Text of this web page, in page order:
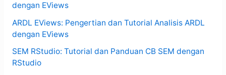
dengan EViews
ARDL EViews: Pengertian dan Tutorial Analisis ARDL
dengan EViews
SEM RStudio: Tutorial dan Panduan CB SEM dengan
RStudio